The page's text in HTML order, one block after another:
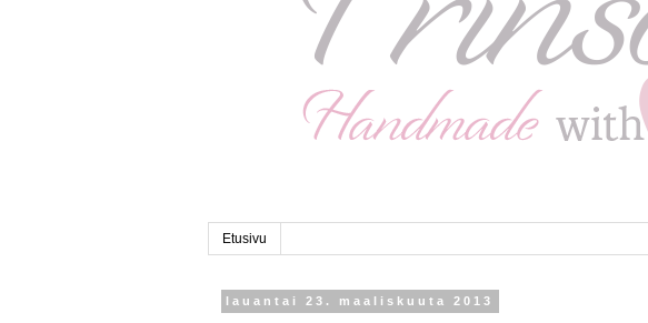
Etusivu
lauantai 23. maaliskuuta 2013